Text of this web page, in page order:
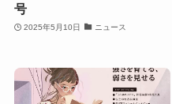
号
2025年5月10日 ニュース